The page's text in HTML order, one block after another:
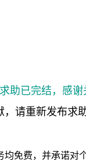
助已完结，感谢
请重新发布求助
免费，并承诺对